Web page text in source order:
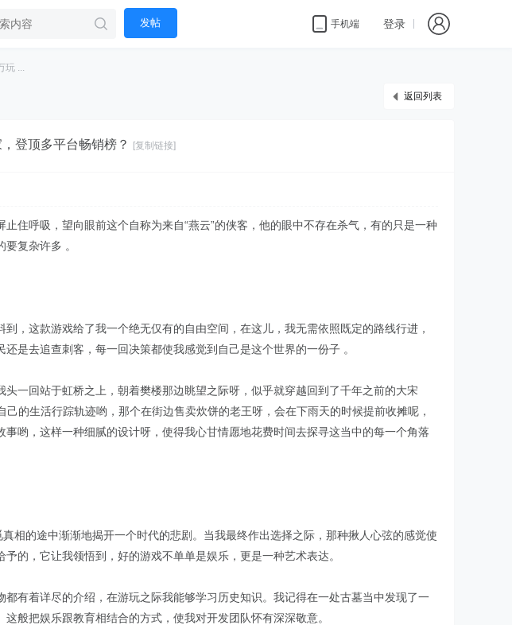
发帖 手机端 登录
玩 ...
返回列表
登顶多平台畅销榜？ [复制链接]
住呼吸，望向眼前这个自称为来自“燕云”的侠客，他的眼中不存在杀气，有的只是一种
复杂许多 。
，这款游戏给了我一个绝无仅有的自由空间，在这儿，我无需依照既定的路线行进，
是去追查刺客，每一回决策都使我感觉到自己是这个世界的一份子 。
一回站于虹桥之上，朝着樊楼那边眺望之际呀，似乎就穿越回到了千年之前的大宋
的生活行踪轨迹哟，那个在街边售卖炊饼的老王呀，会在下雨天的时候提前收摊呢，
哟，这样一种细腻的设计呀，使得我心甘情愿地花费时间去探寻这当中的每一个角落
相的途中渐渐地揭开一个时代的悲剧。当我最终作出选择之际，那种揪人心弦的感觉使
的，它让我领悟到，好的游戏不单单是娱乐，更是一种艺术表达。
有着详尽的介绍，在游玩之际我能够学习历史知识。我记得在一处古墓当中发现了一
般把娱乐跟教育相结合的方式，使我对开发团队怀有深深敬意。